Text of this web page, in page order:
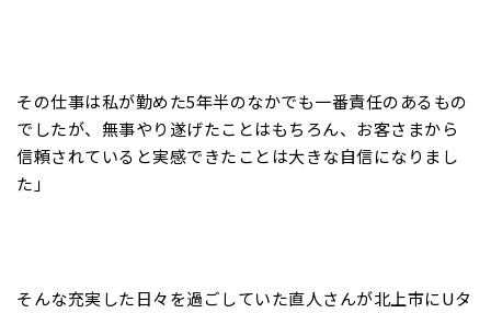
その仕事は私が勤めた5年半のなかでも一番責任のあるもの
でしたが、無事やり遂げたことはもちろん、お客さまから
信頼されていると実感できたことは大きな自信になりまし
た」
そんな充実した日々を過ごしていた直人さんが北上市にUタ